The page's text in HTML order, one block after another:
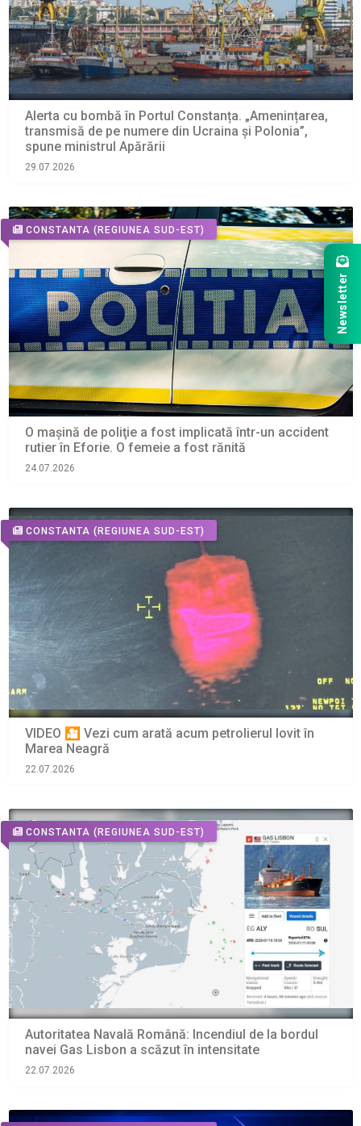
Alerta cu bombă în Portul Constanța. „Amenințarea,
transmisă de pe numere din Ucraina și Polonia”,
spune ministrul Apărării
29.07.2026
CONSTANTA (REGIUNEA SUD-EST)
O maşină de poliţie a fost implicată într-un accident
rutier în Eforie. O femeie a fost rănită
24.07.2026
CONSTANTA (REGIUNEA SUD-EST)
VIDEO 🎦 Vezi cum arată acum petrolierul lovit în
Marea Neagră
22.07.2026
CONSTANTA (REGIUNEA SUD-EST)
Autoritatea Navală Română: Incendiul de la bordul
navei Gas Lisbon a scăzut în intensitate
22.07.2026
Newsletter